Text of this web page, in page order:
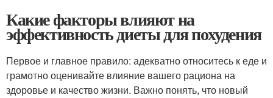
Какие факторы влияют на
эффективность диеты для похудения
Первое и главное правило: адекватно относитесь к еде и
грамотно оценивайте влияние вашего рациона на
здоровье и качество жизни. Важно понять, что новый